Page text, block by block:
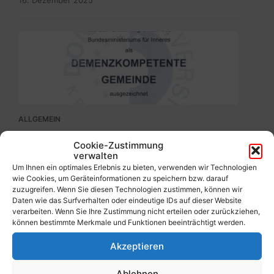
Cookie-Zustimmung
verwalten
Um Ihnen ein optimales Erlebnis zu bieten, verwenden wir Technologien
wie Cookies, um Geräteinformationen zu speichern bzw. darauf
zuzugreifen. Wenn Sie diesen Technologien zustimmen, können wir
Daten wie das Surfverhalten oder eindeutige IDs auf dieser Website
verarbeiten. Wenn Sie Ihre Zustimmung nicht erteilen oder zurückziehen,
können bestimmte Merkmale und Funktionen beeinträchtigt werden.
Akzeptieren
SKM_C300i25110709150.jpg
ALLGEMEIN
Demenzkompetente Gemeinde!
7. November 2025